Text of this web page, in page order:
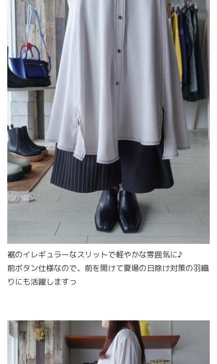
裾のイレギュラーなスリットで軽やかな雰囲気に♪
前ボタン仕様なので、前を開けて夏場の日除け対策の羽織
りにも活躍しますっ